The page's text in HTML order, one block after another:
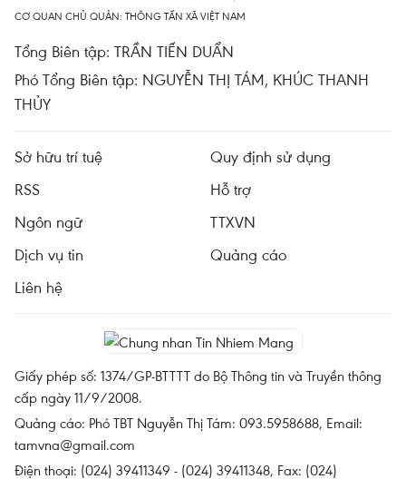
CƠ QUAN CHỦ QUẢN: THÔNG TẤN XÃ VIỆT NAM
Tổng Biên tập: TRẦN TIẾN DUẨN
Phó Tổng Biên tập: NGUYỄN THỊ TÁM, KHÚC THANH
THỦY
Sở hữu trí tuệ
Quy định sử dụng
RSS
Hỗ trợ
Ngôn ngữ
TTXVN
Dịch vụ tin
Quảng cáo
Liên hệ
Giấy phép số: 1374/GP-BTTTT do Bộ Thông tin và Truyền thông
cấp ngày 11/9/2008.
Quảng cáo: Phó TBT Nguyễn Thị Tám: 093.5958688, Email:
tamvna@gmail.com
Điện thoại: (024) 39411349 - (024) 39411348, Fax: (024)